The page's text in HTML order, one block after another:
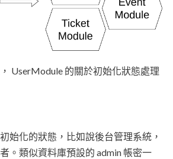
UserModule 的關於初始化狀態處理
始化的狀態，比如說後台管理系統，
。類似資料庫預設的 admin 帳密一